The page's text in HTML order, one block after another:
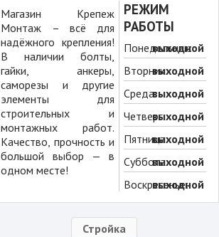
Магазин Крепеж
Монтаж – всё для
надёжного крепления!
В наличии болты,
гайки, анкеры,
саморезы и другие
элементы для
строительных и
монтажных работ.
Качество, прочность и
большой выбор — в
одном месте!
РЕЖИМ
РАБОТЫ
Понедельник:
выходной
Вторник:выходной
Среда:выходной
Четверг:выходной
Пятница:выходной
Суббота:выходной
Воскресенье:
выходной
Стройка